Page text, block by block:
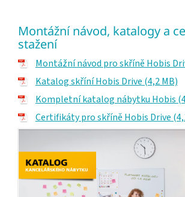
Montážní návod, katalogy a
stažení
Montážní návod pro skříně Hobis
Katalog skříní Hobis Drive (4,2 MB)
Kompletní katalog nábytku Hobis
Certifikáty pro skříně Hobis Drive